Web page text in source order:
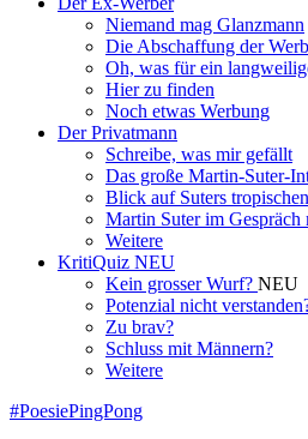
Niemand mag Glanzmann
Die Abschaffung der
Oh, was für ein
Hier zu finden
Noch etwas Werbung
Der Privatmann
Schreibe, was mir gefällt
Das große Martin-Suter-
Blick auf Suters
Martin Suter im
Weitere
KritiQuiz NEU
Kein grosser Wurf? NEU
Potenzial nicht
Zu brav?
Schluss mit Männern?
Weitere
#PoesiePingPong